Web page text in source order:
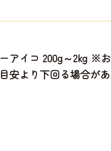
アイコ 200g～2kg ※
安より下回る場合があ